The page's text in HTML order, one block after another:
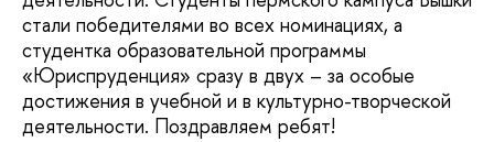
стали победителями во всех номинациях, а
студентка образовательной программы
«Юриспруденция» сразу в двух – за особые
достижения в учебной и в культурно-творческой
деятельности. Поздравляем ребят!